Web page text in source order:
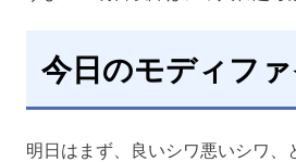
今日のモディファ
明日はまず、良いシワ悪いシワ、